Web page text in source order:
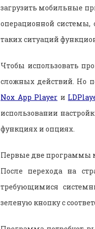
загрузить мобильные
операционной
таких ситуаций
Чтобы использовать
сложных действий. Но
Nox App Player и
использовании
функциях и опциях.
Первые две программы
После перехода на
требующимися
зеленую кнопку с